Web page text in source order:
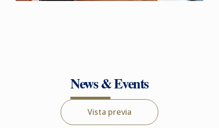
News & Events
Vista previa